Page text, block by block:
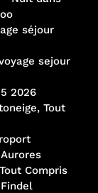
séjour
sejour
2026
Tout
Compris